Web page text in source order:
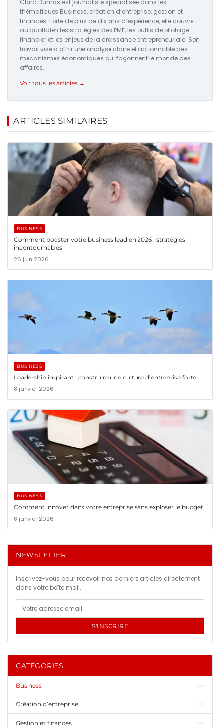
Clara Dumas est journaliste spécialisée dans les
thématiques Business, création d’entreprise, gestion et
finances. Forte de plus de dix ans d’expérience, elle couvre
au quotidien les stratégies des PME, les outils de pilotage
financier et les enjeux de la croissance entrepreneuriale. Son
travail vise à offrir une analyse claire et actionnable des
mécanismes économiques qui façonnent le monde des
affaires.
Voir tous les articles →
ARTICLES SIMILAIRES
BUSINESS
Comment booster votre business lead en 2026 : stratégies
incontournables
26 juin 2026
BUSINESS
Leadership inspirant : construire une culture d’entreprise forte
8 janvier 2026
BUSINESS
Comment innover dans votre entreprise sans exploser le budget
8 janvier 2026
NEWSLETTER
Inscrivez-vous pour recevoir nos derniers articles directement
dans votre boîte mail.
S'INSCRIRE
CATÉGORIES
Business
Création d’entreprise
Gestion et finances